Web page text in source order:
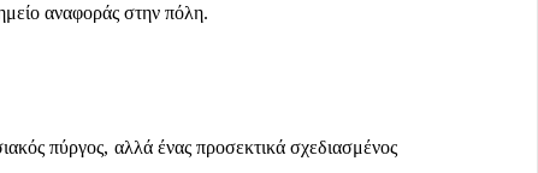
αναφοράς στην πόλη.
πύργος, αλλά ένας προσεκτικά σχεδιασμένος